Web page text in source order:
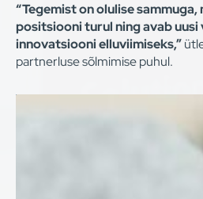
“Tegemist on olulise
positsiooni turul ning avab uusi
innovatsiooni elluviimiseks,”
partnerluse sõlmimise puhul.